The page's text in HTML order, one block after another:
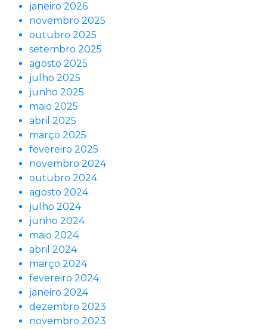
janeiro 2026
novembro 2025
outubro 2025
setembro 2025
agosto 2025
julho 2025
junho 2025
maio 2025
abril 2025
março 2025
fevereiro 2025
novembro 2024
outubro 2024
agosto 2024
julho 2024
junho 2024
maio 2024
abril 2024
março 2024
fevereiro 2024
janeiro 2024
dezembro 2023
novembro 2023